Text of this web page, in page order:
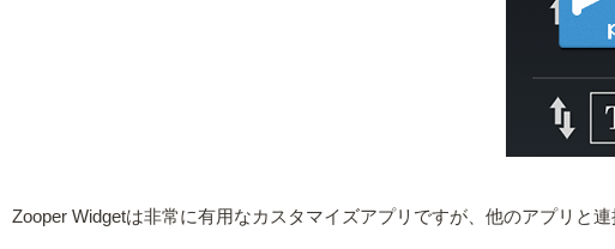
Zooper Widgetは非常に有用なカスタマイズアプリですが、他のアプリと